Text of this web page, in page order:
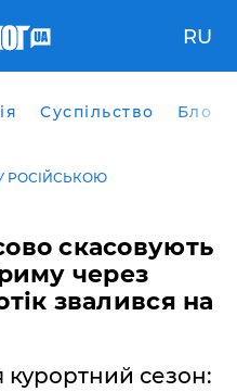
RU
Суспільство Блоги
РОСІЙСЬКОЮ
скасовують
через
звалився на
курортний сезон: